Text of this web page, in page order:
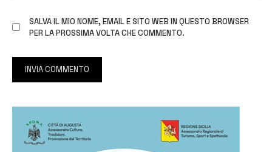
SALVA IL MIO NOME, EMAIL E SITO WEB IN QUESTO BROWSER
PER LA PROSSIMA VOLTA CHE COMMENTO.